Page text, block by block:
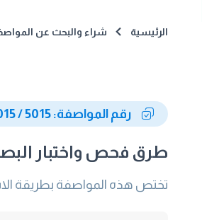
الرئيسية شراء والبحث عن
رقم المواصفة: 5015 / 2015
طرق فحص واختبار
تختص هذه المواصفة بطريقة